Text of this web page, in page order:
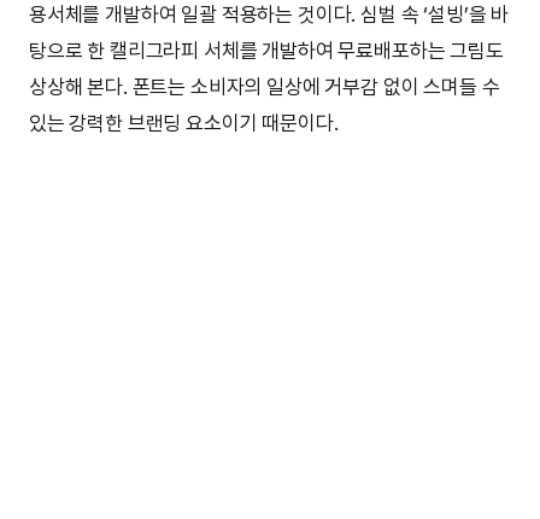
용서체를 개발하여 일괄 적용하는 것이다. 심벌 속 ‘설빙’을 바
탕으로 한 캘리그라피 서체를 개발하여 무료배포하는 그림도
상상해 본다. 폰트는 소비자의 일상에 거부감 없이 스며들 수
있는 강력한 브랜딩 요소이기 때문이다.